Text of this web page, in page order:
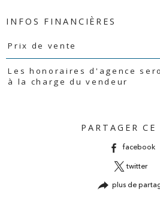
INFOS FINANCIÈRES
Caractéristiques Valeurs
Prix de vente
Les honoraires d'agence
à la charge du vendeur
PARTAGER CE
facebook
twitter
plus de